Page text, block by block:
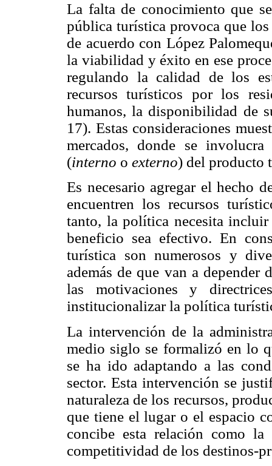
La falta de conocimiento que
pública turística provoca que
de acuerdo con López
la viabilidad y éxito en ese
regulando la calidad de los
recursos turísticos por los
humanos, la disponibilidad de
17). Estas consideraciones
mercados, donde se
(interno o externo) del producto
Es necesario agregar el hecho
encuentren los recursos
tanto, la política necesita incluir
beneficio sea efectivo. En
turística son numerosos y
además de que van a
las motivaciones y
institucionalizar la política
La intervención de la
medio siglo se formalizó en lo
se ha ido adaptando a las
sector. Esta intervención se
naturaleza de los recursos,
que tiene el lugar o el espacio
concibe esta relación como
competitividad de los destinos-